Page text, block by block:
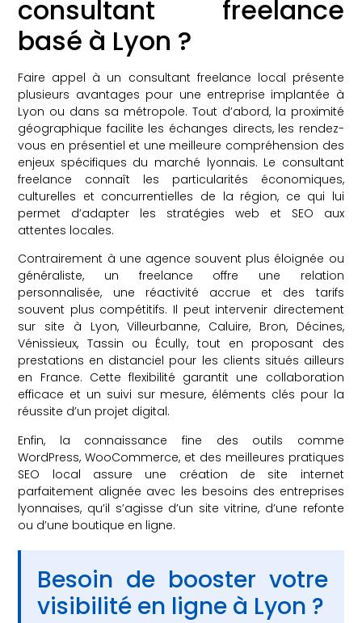
consultant freelance
basé à Lyon ?
Faire appel à un consultant freelance local présente
plusieurs avantages pour une entreprise implantée à
Lyon ou dans sa métropole. Tout d’abord, la proximité
géographique facilite les échanges directs, les rendez-
vous en présentiel et une meilleure compréhension des
enjeux spécifiques du marché lyonnais. Le consultant
freelance connaît les particularités économiques,
culturelles et concurrentielles de la région, ce qui lui
permet d’adapter les stratégies web et SEO aux
attentes locales.
Contrairement à une agence souvent plus éloignée ou
généraliste, un freelance offre une relation
personnalisée, une réactivité accrue et des tarifs
souvent plus compétitifs. Il peut intervenir directement
sur site à Lyon, Villeurbanne, Caluire, Bron, Décines,
Vénissieux, Tassin ou Écully, tout en proposant des
prestations en distanciel pour les clients situés ailleurs
en France. Cette flexibilité garantit une collaboration
efficace et un suivi sur mesure, éléments clés pour la
réussite d’un projet digital.
Enfin, la connaissance fine des outils comme
WordPress, WooCommerce, et des meilleures pratiques
SEO local assure une création de site internet
parfaitement alignée avec les besoins des entreprises
lyonnaises, qu’il s’agisse d’un site vitrine, d’une refonte
ou d’une boutique en ligne.
Besoin de booster votre
visibilité en ligne à Lyon ?